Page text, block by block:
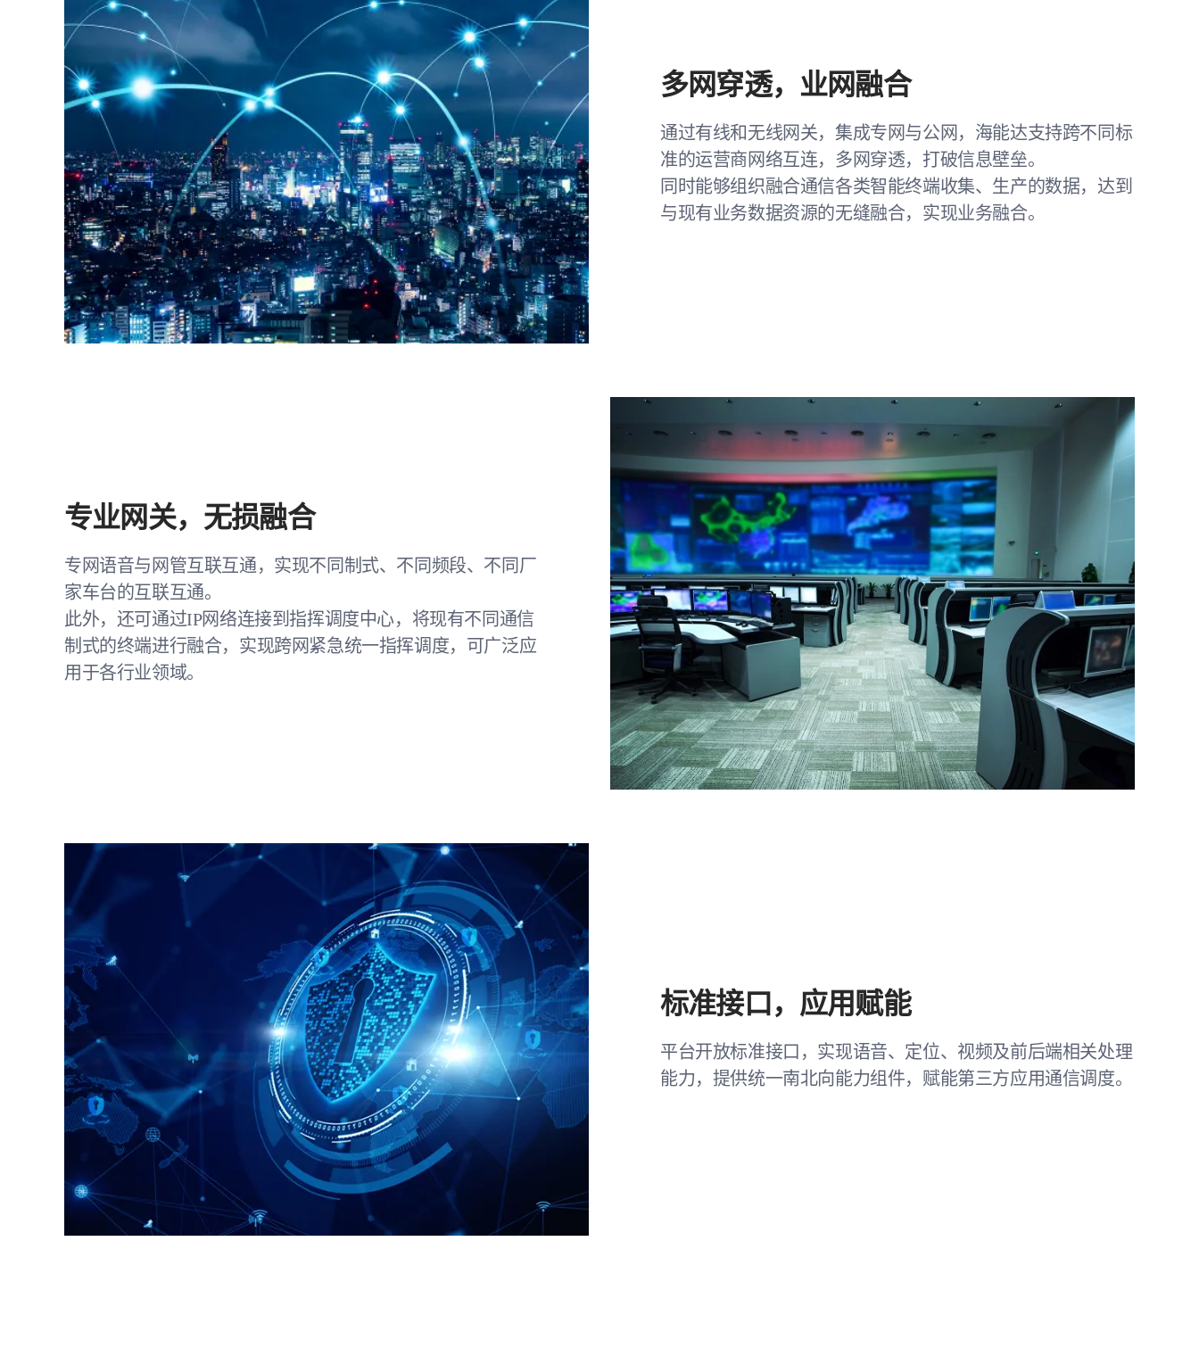
多网穿透，业网融合
通过有线和无线网关，集成专网与公网，海能达支持跨不同标
准的运营商网络互连，多网穿透，打破信息壁垒。
同时能够组织融合通信各类智能终端收集、生产的数据，达到
与现有业务数据资源的无缝融合，实现业务融合。
专业网关，无损融合
专网语音与网管互联互通，实现不同制式、不同频段、不同厂
家车台的互联互通。
此外，还可通过IP网络连接到指挥调度中心，将现有不同通信
制式的终端进行融合，实现跨网紧急统一指挥调度，可广泛应
用于各行业领域。
标准接口，应用赋能
平台开放标准接口，实现语音、定位、视频及前后端相关处理
能力，提供统一南北向能力组件，赋能第三方应用通信调度。